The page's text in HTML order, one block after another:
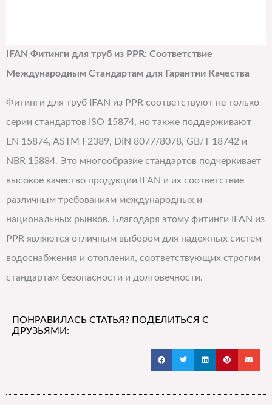
IFAN Фитинги для труб из PPR: Соответствие
Международным Стандартам для Гарантии Качества
Фитинги для труб IFAN из PPR соответствуют не только
серии стандартов ISO 15874, но также поддерживают
EN 15874, ASTM F2389, DIN 8077/8078, GB/T 18742 и
NBR 15884. Это многообразие стандартов подчеркивает
высокое качество продукции IFAN и их соответствие
различным требованиям международных и
национальных рынков. Благодаря этому фитинги IFAN из
PPR являются отличным выбором для надежных систем
водоснабжения и отопления, соответствующих строгим
стандартам безопасности и долговечности.
ПОНРАВИЛАСЬ СТАТЬЯ? ПОДЕЛИТЬСЯ С
ДРУЗЬЯМИ: